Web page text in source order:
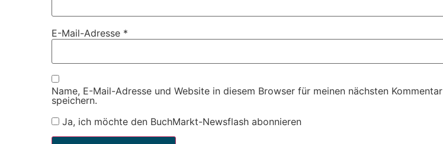
E-Mail-Adresse *
Name, E-Mail-Adresse und Website in diesem Browser für meinen nächsten Kommentar
speichern.
Ja, ich möchte den BuchMarkt-Newsflash abonnieren